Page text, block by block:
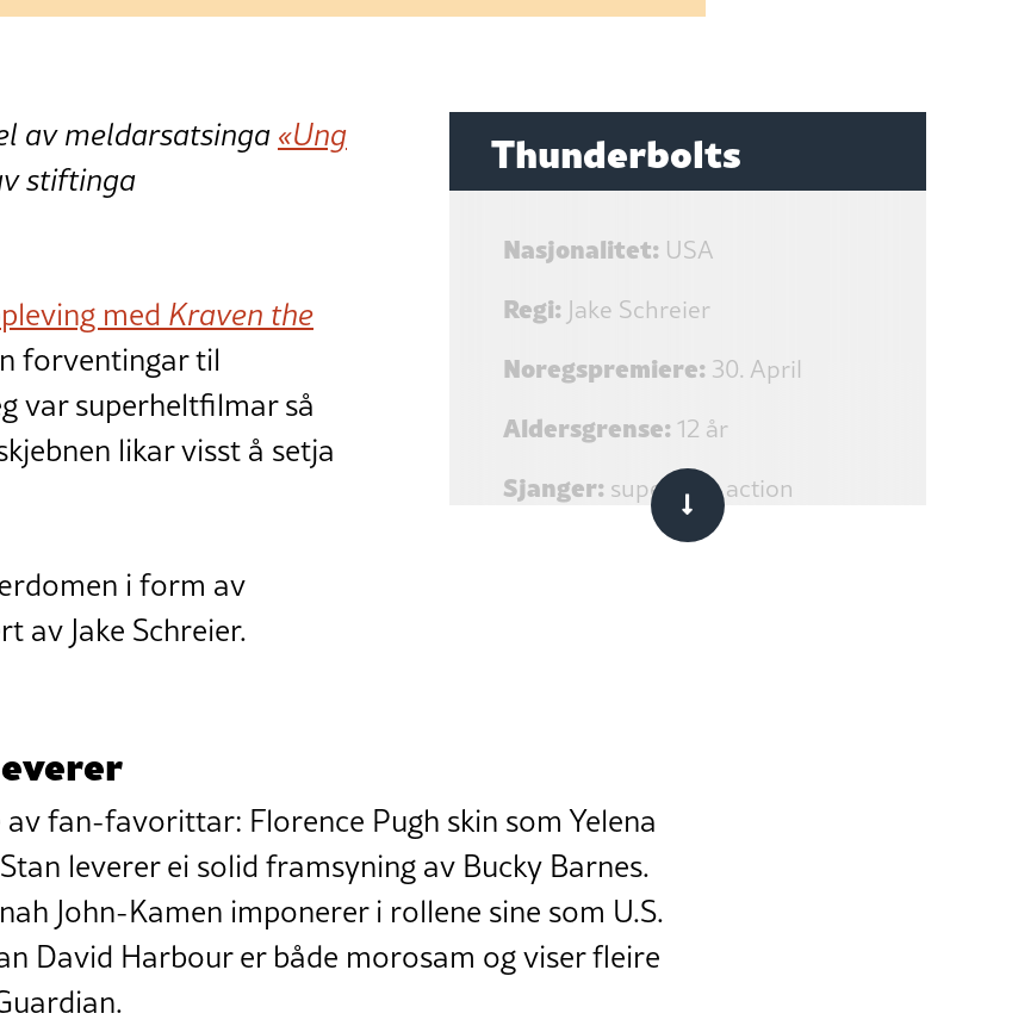
av meldarsatsinga«Ung
stiftinga
med Kraven the
forventingar til
var superheltfilmar så
likar visst å setja
i form av
av Jake Schreier.
Thunderbolts
Nasjonalitet: USA
Regi: Jake Schreier
Noregspremiere: 30. April
Aldersgrense: 12 år
Sjanger: superhelt, action
126 minutt
fan-favorittar: Florence Pugh skin som Yelena
leverer ei solid framsyning av Bucky Barnes.
John-Kamen imponerer i rollene sine som U.S.
David Harbour er både morosam og viser fleire